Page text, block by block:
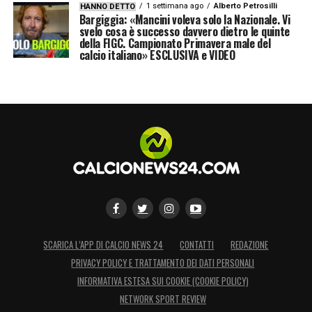
HANNO DETTO 1 settimana ago Alberto Petrosilli
Bargiggia: «Mancini voleva solo la Nazionale. Vi
svelo cosa è successo davvero dietro le quinte
della FIGC. Campionato Primavera male del
calcio italiano» ESCLUSIVA e VIDEO
SCARICA L’APP DI CALCIO NEWS 24 CONTATTI
REDAZIONE
PRIVACY POLICY E TRATTAMENTO DEI DATI PERSONALI
INFORMATIVA ESTESA SUI COOKIE (COOKIE POLICY)
NETWORK SPORT REVIEW